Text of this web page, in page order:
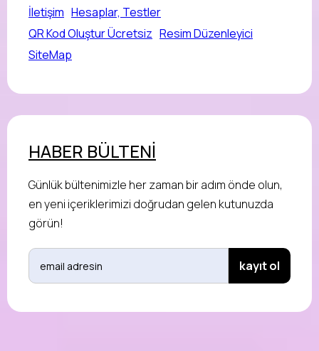
İletişim Hesaplar, Testler
QR Kod Oluştur Ücretsiz Resim Düzenleyici
SiteMap
HABER BÜLTENİ
Günlük bültenimizle her zaman bir adım önde olun,
en yeni içeriklerimizi doğrudan gelen kutunuzda
görün!